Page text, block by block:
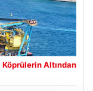
Köprülerin Altından